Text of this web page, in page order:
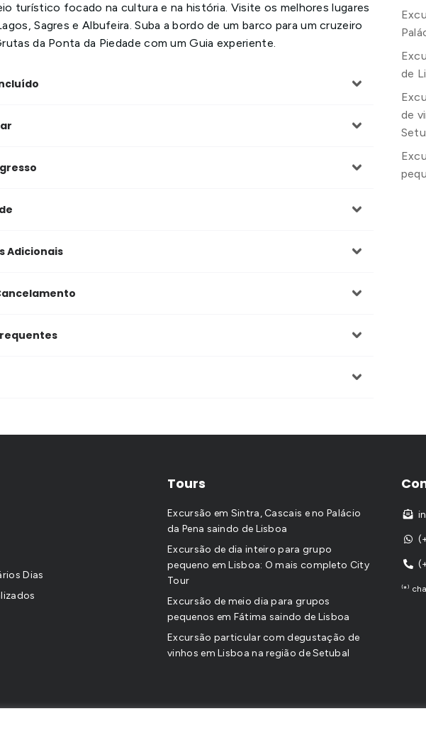
turístico focado na cultura e na história. Visite os melhores lugares
Sagres e Albufeira. Suba a bordo de um barco para um cruzeiro
da Ponta da Piedade com um Guia experiente.
Adicionais
de
de
Dias
Tours
Excursão em Sintra, Cascais e no Palácio
da Pena saindo de Lisboa
Excursão de dia inteiro para grupo
pequeno em Lisboa: O mais completo City
Tour
Excursão de meio dia para grupos
pequenos em Fátima saindo de Lisboa
Excursão particular com degustação de
vinhos em Lisboa na região de Setubal



⁽*⁾